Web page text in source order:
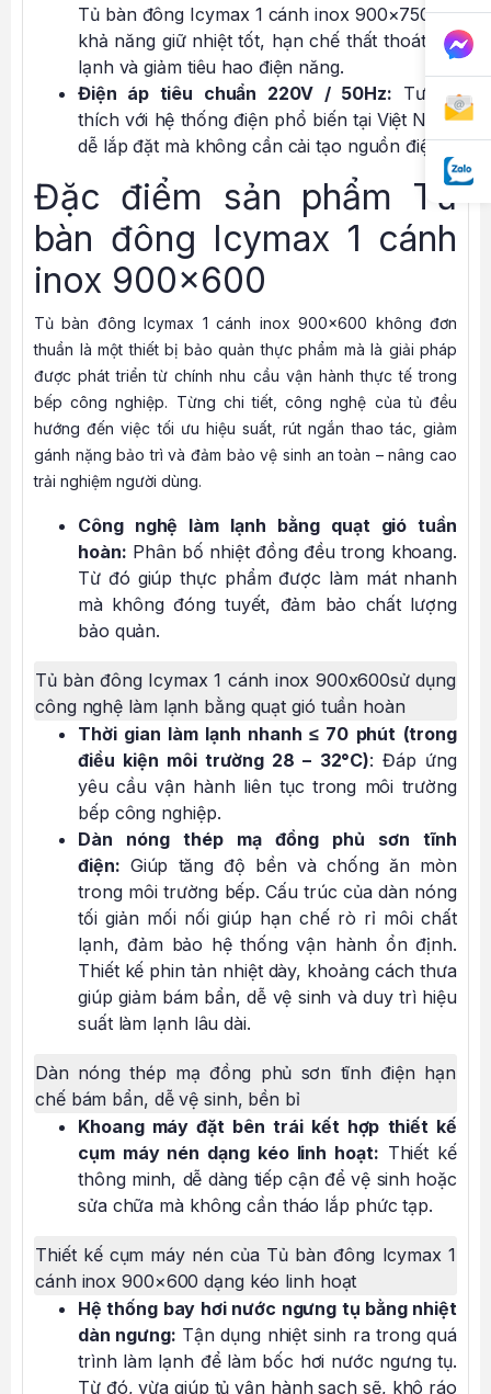
Tủ bàn đông Icymax 1 cánh inox 900×750 có
khả năng giữ nhiệt tốt, hạn chế thất thoát hơi
lạnh và giảm tiêu hao điện năng.
Điện áp tiêu chuẩn 220V / 50Hz: Tương
thích với hệ thống điện phổ biến tại Việt Nam,
dễ lắp đặt mà không cần cải tạo nguồn điện.
Đặc điểm sản phẩm Tủ
bàn đông Icymax 1 cánh
inox 900×600
Tủ bàn đông Icymax 1 cánh inox 900×600 không đơn
thuần là một thiết bị bảo quản thực phẩm mà là giải pháp
được phát triển từ chính nhu cầu vận hành thực tế trong
bếp công nghiệp. Từng chi tiết, công nghệ của tủ đều
hướng đến việc tối ưu hiệu suất, rút ngắn thao tác, giảm
gánh nặng bảo trì và đảm bảo vệ sinh an toàn – nâng cao
trải nghiệm người dùng.
Công nghệ làm lạnh bằng quạt gió tuần
hoàn: Phân bố nhiệt đồng đều trong khoang.
Từ đó giúp thực phẩm được làm mát nhanh
mà không đóng tuyết, đảm bảo chất lượng
bảo quản.
Tủ bàn đông Icymax 1 cánh inox 900x600sử dụng
công nghệ làm lạnh bằng quạt gió tuần hoàn
Thời gian làm lạnh nhanh ≤ 70 phút (trong
điều kiện môi trường 28 – 32°C): Đáp ứng
yêu cầu vận hành liên tục trong môi trường
bếp công nghiệp.
Dàn nóng thép mạ đồng phủ sơn tĩnh
điện: Giúp tăng độ bền và chống ăn mòn
trong môi trường bếp. Cấu trúc của dàn nóng
tối giản mối nối giúp hạn chế rò rỉ môi chất
lạnh, đảm bảo hệ thống vận hành ổn định.
Thiết kế phin tản nhiệt dày, khoảng cách thưa
giúp giảm bám bẩn, dễ vệ sinh và duy trì hiệu
suất làm lạnh lâu dài.
Dàn nóng thép mạ đồng phủ sơn tĩnh điện hạn
chế bám bẩn, dễ vệ sinh, bền bỉ
Khoang máy đặt bên trái kết hợp thiết kế
cụm máy nén dạng kéo linh hoạt: Thiết kế
thông minh, dễ dàng tiếp cận để vệ sinh hoặc
sửa chữa mà không cần tháo lắp phức tạp.
Thiết kế cụm máy nén của Tủ bàn đông Icymax 1
cánh inox 900×600 dạng kéo linh hoạt
Hệ thống bay hơi nước ngưng tụ bằng nhiệt
dàn ngưng: Tận dụng nhiệt sinh ra trong quá
trình làm lạnh để làm bốc hơi nước ngưng tụ.
Từ đó, vừa giúp tủ vận hành sạch sẽ, khô ráo